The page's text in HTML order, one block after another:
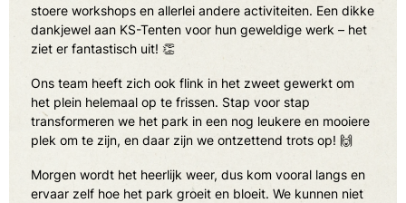
stoere workshops en allerlei andere activiteiten. Een dikke
dankjewel aan KS-Tenten voor hun geweldige werk – het
ziet er fantastisch uit! 👏
Ons team heeft zich ook flink in het zweet gewerkt om
het plein helemaal op te frissen. Stap voor stap
transformeren we het park in een nog leukere en mooiere
plek om te zijn, en daar zijn we ontzettend trots op! 🙌
Morgen wordt het heerlijk weer, dus kom vooral langs en
ervaar zelf hoe het park groeit en bloeit. We kunnen niet